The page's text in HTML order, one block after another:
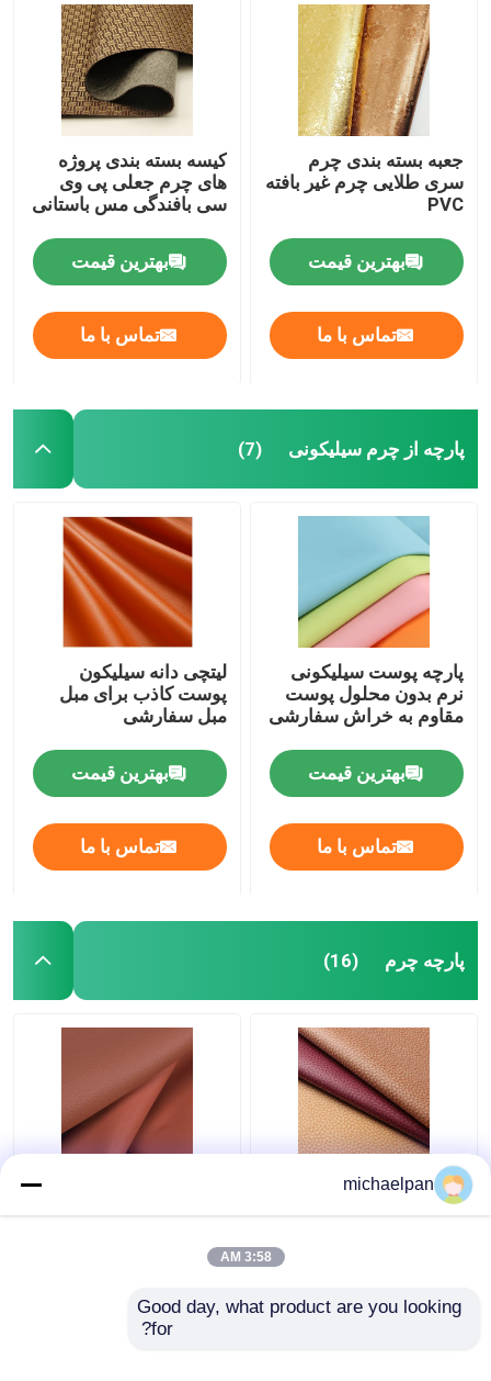
جعبه بسته بندی چرم
سری طلایی چرم غیر بافته
PVC
بهترین قیمت
تماس با ما
کیسه بسته بندی پروژه
های چرم جعلی پی وی
سی بافندگی مس باستانی
بهترین قیمت
تماس با ما
پارچه از چرم سیلیکونی (7)
پارچه پوست سیلیکونی
نرم بدون محلول پوست
مقاوم به خراش سفارشی
بهترین قیمت
تماس با ما
لیتچی دانه سیلیکون
پوست کاذب برای مبل
مبل سفارشی
بهترین قیمت
تماس با ما
پارچه چرم (16)
پارچه چرم تنفسی برای
پارچه چرم لیچی برای مبل
michaelpan
3:58 AM
Good day, what product are you looking
for?